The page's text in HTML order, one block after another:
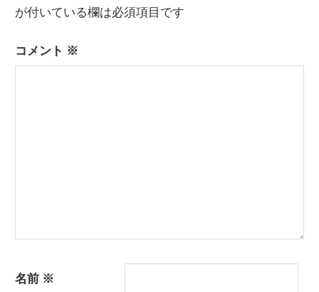
ー
シ
ョ
が付いている欄は必須項目です
コメント ※
名前 ※